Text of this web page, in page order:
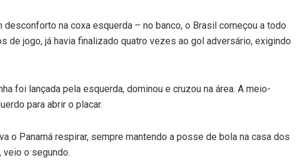
desconforto na coxa esquerda – no banco, o Brasil começou a todo
de jogo, já havia finalizado quatro vezes ao gol adversário, exigindo
foi lançada pela esquerda, dominou e cruzou na área. A meio-
para abrir o placar.
o Panamá respirar, sempre mantendo a posse de bola na casa dos
veio o segundo.